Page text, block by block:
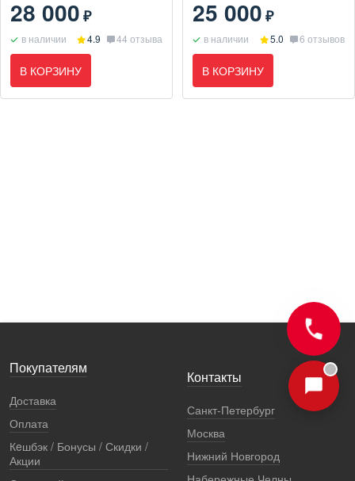
28 000₽
в наличии 4.9 44 отзыва
В КОРЗИНУ
25 000₽
в наличии 5.0 6 отзывов
В КОРЗИНУ
Покупателям
Доставка
Оплата
Кeшбэк / Бонусы / Скидки /
Акции
Контакты
Санкт-Петербург
Москва
Нижний Новгород